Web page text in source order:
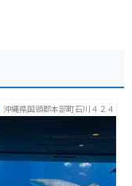
沖縄県国頭郡本部町石川４２４